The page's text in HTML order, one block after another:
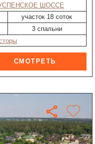
ШОССЕ
участок 18 соток
3 спальни